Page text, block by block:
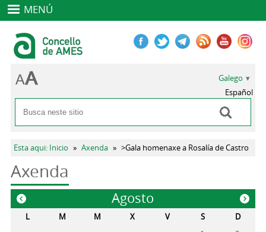
MENÚ
Formulario de busca
Buscar
Galego
Español
Vostede está aquí
Esta aqui: Inicio » Axenda » >Gala homenaxe a Rosalía de Castro
Axenda
Agosto
« »
L M M X V S
D